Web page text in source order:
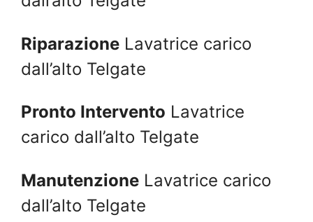
Riparazione Lavatrice carico
dall’alto Telgate
Pronto Intervento Lavatrice
carico dall’alto Telgate
Manutenzione Lavatrice carico
dall’alto Telgate